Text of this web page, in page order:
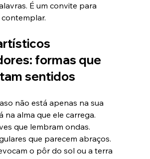
É um convite para
formas que
sentidos
não está apenas na sua
na alma que ele carrega.
que lembram ondas.
que parecem abraços.
o pôr do sol ou a terra